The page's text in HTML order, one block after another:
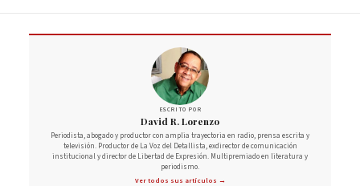
ESCRITO POR
David R. Lorenzo
Periodista, abogado y productor con amplia trayectoria en radio, prensa escrita y
televisión. Productor de La Voz del Detallista, exdirector de comunicación
institucional y director de Libertad de Expresión. Multipremiado en literatura y
periodismo.
Ver todos sus artículos →